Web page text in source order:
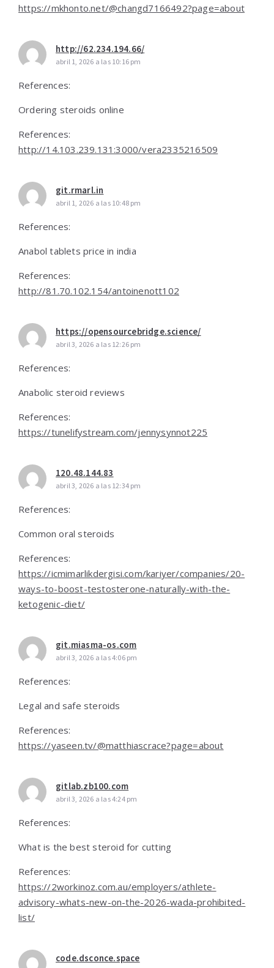
https://mkhonto.net/@changd7166492?page=about
http://62.234.194.66/
abril 1, 2026 a las 10:16 pm
References:
Ordering steroids online
References:
http://14.103.239.131:3000/vera2335216509
git.rmarl.in
abril 1, 2026 a las 10:48 pm
References:
Anabol tablets price in india
References:
http://81.70.102.154/antoinenott102
https://opensourcebridge.science/
abril 3, 2026 a las 12:26 pm
References:
Anabolic steroid reviews
References:
https://tunelifystream.com/jennysynnot225
120.48.144.83
abril 3, 2026 a las 12:34 pm
References:
Common oral steroids
References:
https://icmimarlikdergisi.com/kariyer/companies/20-
ways-to-boost-testosterone-naturally-with-the-
ketogenic-diet/
git.miasma-os.com
abril 3, 2026 a las 4:06 pm
References:
Legal and safe steroids
References:
https://yaseen.tv/@matthiascrace?page=about
gitlab.zb100.com
abril 3, 2026 a las 4:24 pm
References:
What is the best steroid for cutting
References:
https://2workinoz.com.au/employers/athlete-
advisory-whats-new-on-the-2026-wada-prohibited-
list/
code.dsconce.space